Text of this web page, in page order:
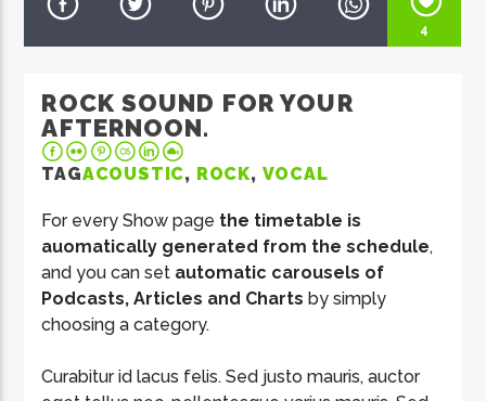
4
ROCK SOUND FOR YOUR
AFTERNOON.
TAGACOUSTIC, ROCK, VOCAL
For every Show page the timetable is
auomatically generated from the schedule,
and you can set automatic carousels of
Podcasts, Articles and Charts by simply
choosing a category.
Curabitur id lacus felis. Sed justo mauris, auctor